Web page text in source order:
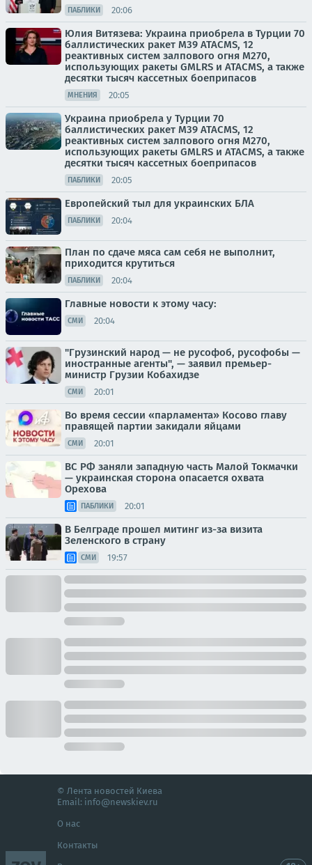
ПАБЛИКИ 20:06
Юлия Витязева: Украина приобрела в Турции 70
баллистических ракет M39 ATACMS, 12
реактивных систем залпового огня M270,
использующих ракеты GMLRS и ATACMS, а также
десятки тысяч кассетных боеприпасов
МНЕНИЯ 20:05
Украина приобрела у Турции 70
баллистических ракет M39 ATACMS, 12
реактивных систем залпового огня M270,
использующих ракеты GMLRS и ATACMS, а также
десятки тысяч кассетных боеприпасов
ПАБЛИКИ 20:05
Европейский тыл для украинских БЛА
ПАБЛИКИ 20:04
План по сдаче мяса сам себя не выполнит,
приходится крутиться
ПАБЛИКИ 20:04
Главные новости к этому часу:
СМИ 20:04
"Грузинский народ — не русофоб, русофобы —
иностранные агенты", — заявил премьер-
министр Грузии Кобахидзе
СМИ 20:01
Во время сессии «парламента» Косово главу
правящей партии закидали яйцами
СМИ 20:01
ВС РФ заняли западную часть Малой Токмачки
— украинская сторона опасается охвата
Орехова
ПАБЛИКИ 20:01
В Белграде прошел митинг из-за визита
Зеленского в страну
СМИ 19:57
© Лента новостей Киева
Email: info@newskiev.ru
О нас
Контакты